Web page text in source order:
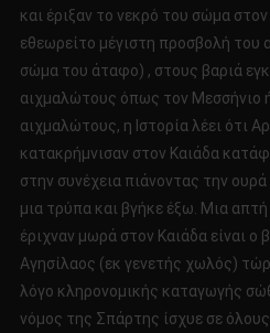
και έριξαν το νεκρό του σώμα
εθεωρείτο μέγιστη προσβολή του
σώμα του άταφο) , στους βαριά
αιχμαλώτους όπως τον Μεσσήνιο
αιχμαλώτους, η Ιστορία λέει ότι
κατακρήμνισαν στον Καιάδα
στην συνέχεια πιάνοντας την
μια τρύπα και βγήκε έξω. Μια απτή
έριχναν μωρά στον Καιάδα είναι ο
Αγησίλαος (εκ γενετής χωλός)
λόγο κληρονομικής καταγωγής
νόμος της Σπάρτης ίσχυε σε όλους